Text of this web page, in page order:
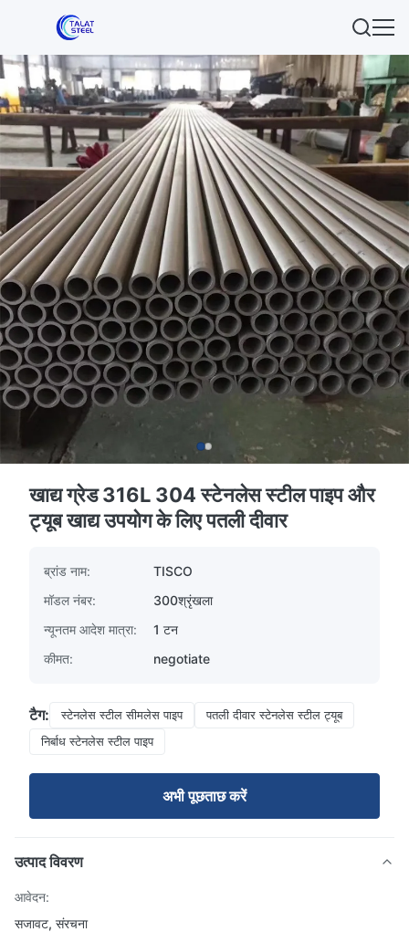
खाद्य ग्रेड 316L 304 स्टेनलेस स्टील पाइप और
ट्यूब खाद्य उपयोग के लिए पतली दीवार
ब्रांड नाम:
TISCO
मॉडल नंबर:
300श्रृंखला
न्यूनतम आदेश मात्रा:
1 टन
कीमत:
negotiate
टैग: स्टेनलेस स्टील सीमलेस पाइप
पतली दीवार स्टेनलेस स्टील ट्यूब
निर्बाध स्टेनलेस स्टील पाइप
अभी पूछताछ करें
उत्पाद विवरण
आवेदन:
सजावट, संरचना